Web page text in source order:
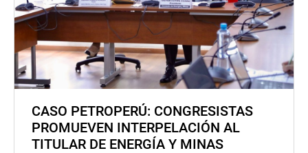
CASO PETROPERÚ: CONGRESISTAS
PROMUEVEN INTERPELACIÓN AL
TITULAR DE ENERGÍA Y MINAS